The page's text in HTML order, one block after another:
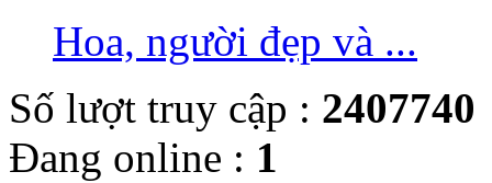
Hoa, người đẹp và ...
Số lượt truy cập : 2407740
Đang online : 1